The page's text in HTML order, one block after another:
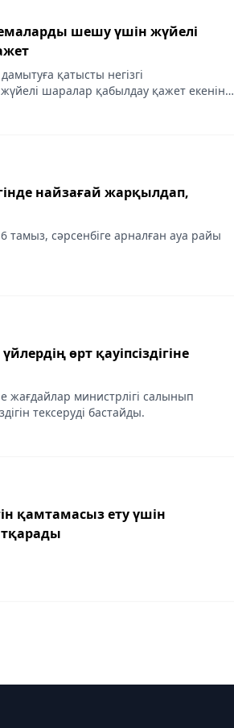
шешу үшін жүйелі
қатысты негізгі
шаралар қабылдау қажет екенін
найзағай жарқылдап,
тамыз, сәрсенбіге арналған ауа райы
өрт қауіпсіздігіне
жағдайлар министрлігі салынып
тексеруді бастайды.
қамтамасыз ету үшін